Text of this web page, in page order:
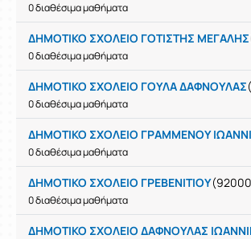
0 διαθέσιμα μαθήματα
ΔΗΜΟΤΙΚΟ ΣΧΟΛΕΙΟ ΓΟΤΙΣΤΗΣ ΜΕΓΑΛΗΣ
0 διαθέσιμα μαθήματα
ΔΗΜΟΤΙΚΟ ΣΧΟΛΕΙΟ ΓΟΥΛΑ ΔΑΦΝΟΥΛΑΣ
0 διαθέσιμα μαθήματα
ΔΗΜΟΤΙΚΟ ΣΧΟΛΕΙΟ ΓΡΑΜΜΕΝΟΥ
0 διαθέσιμα μαθήματα
ΔΗΜΟΤΙΚΟ ΣΧΟΛΕΙΟ ΓΡΕΒΕΝΙΤΙΟΥ
0 διαθέσιμα μαθήματα
ΔΗΜΟΤΙΚΟ ΣΧΟΛΕΙΟ ΔΑΦΝΟΥΛΑΣ